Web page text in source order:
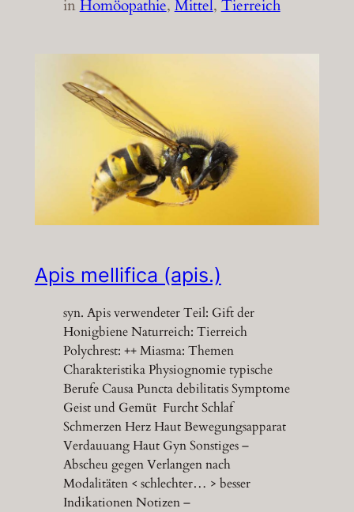
inHomöopathie, Mittel, Tierreich
Apis mellifica (apis.)
syn. Apis verwendeter Teil: Gift der
Honigbiene Naturreich: Tierreich
Polychrest: ++ Miasma: Themen
Charakteristika Physiognomie typische
Berufe Causa Puncta debilitatis Symptome
Geist und Gemüt Furcht Schlaf
Schmerzen Herz Haut Bewegungsapparat
Verdauuang Haut Gyn Sonstiges –
Abscheu gegen Verlangen nach
Modalitäten < schlechter… > besser
Indikationen Notizen –